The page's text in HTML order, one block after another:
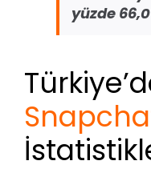
yüzde